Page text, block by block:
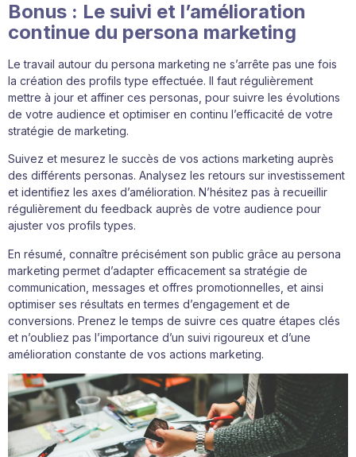
Bonus : Le suivi et l’amélioration
continue du persona marketing
Le travail autour du persona marketing ne s’arrête pas une fois
la création des profils type effectuée. Il faut régulièrement
mettre à jour et affiner ces personas, pour suivre les évolutions
de votre audience et optimiser en continu l’efficacité de votre
stratégie de marketing.
Suivez et mesurez le succès de vos actions marketing auprès
des différents personas. Analysez les retours sur investissement
et identifiez les axes d’amélioration. N’hésitez pas à recueillir
régulièrement du feedback auprès de votre audience pour
ajuster vos profils types.
En résumé, connaître précisément son public grâce au persona
marketing permet d’adapter efficacement sa stratégie de
communication, messages et offres promotionnelles, et ainsi
optimiser ses résultats en termes d’engagement et de
conversions. Prenez le temps de suivre ces quatre étapes clés
et n’oubliez pas l’importance d’un suivi rigoureux et d’une
amélioration constante de vos actions marketing.